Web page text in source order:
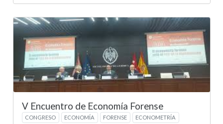
V Encuentro de Economía Forense
CONGRESO ECONOMÍA FORENSE ECONOMETRÍA